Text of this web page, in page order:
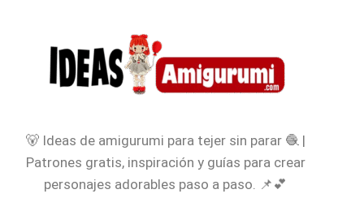
🐻 Ideas de amigurumi para tejer sin parar 🧶 |
Patrones gratis, inspiración y guías para crear
personajes adorables paso a paso. 📌💕